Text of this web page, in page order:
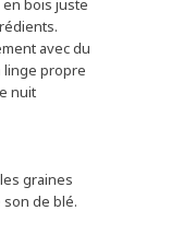
bois juste
avec du
linge propre
nuit
graines
son de blé.